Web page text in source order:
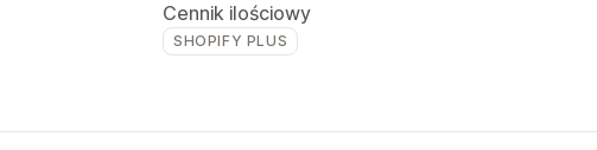
Cennik ilościowy
SHOPIFY PLUS